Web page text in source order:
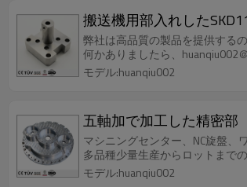
搬送機用部入れした
弊社は高品質の製品を提供する
何かありましたら、huanqiu002
モデル:huanqiu002
五軸加で加工した精密部
マシニングセンター、NC旋盤、
多品種少量生産からロットまで
モデル:huanqiu002